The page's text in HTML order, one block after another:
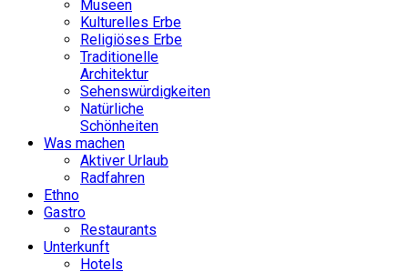
Museen
Kulturelles Erbe
Religiöses Erbe
Traditionelle
Architektur
Sehenswürdigkeiten
Natürliche
Schönheiten
Was machen
Aktiver Urlaub
Radfahren
Ethno
Gastro
Restaurants
Unterkunft
Hotels